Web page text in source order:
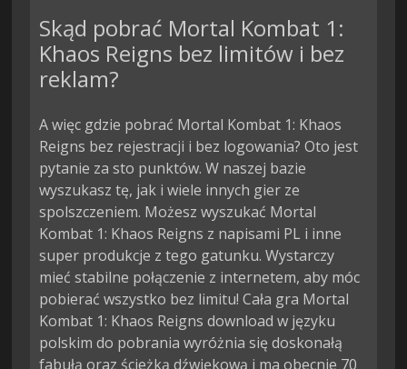
Skąd pobrać Mortal Kombat 1:
Khaos Reigns bez limitów i bez
reklam?
A więc gdzie pobrać Mortal Kombat 1: Khaos
Reigns bez rejestracji i bez logowania? Oto jest
pytanie za sto punktów. W naszej bazie
wyszukasz tę, jak i wiele innych gier ze
spolszczeniem. Możesz wyszukać Mortal
Kombat 1: Khaos Reigns z napisami PL i inne
super produkcje z tego gatunku. Wystarczy
mieć stabilne połączenie z internetem, aby móc
pobierać wszystko bez limitu! Cała gra Mortal
Kombat 1: Khaos Reigns download w języku
polskim do pobrania wyróżnia się doskonałą
fabułą oraz ścieżką dźwiękową i ma obecnie 70